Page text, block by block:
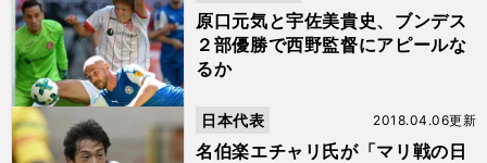
原口元気と宇佐美貴史、ブンデス
２部優勝で西野監督にアピールな
るか
名伯楽エチャリ氏が「マリ戦の日
2018.04.06更新
日本代表